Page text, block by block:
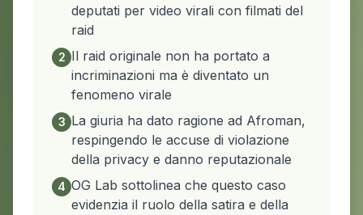
deputati per video virali con filmati del
raid
2 Il raid originale non ha portato a
incriminazioni ma è diventato un
fenomeno virale
3 La giuria ha dato ragione ad Afroman,
respingendo le accuse di violazione
della privacy e danno reputazionale
4 OG Lab sottolinea che questo caso
evidenzia il ruolo della satira e della